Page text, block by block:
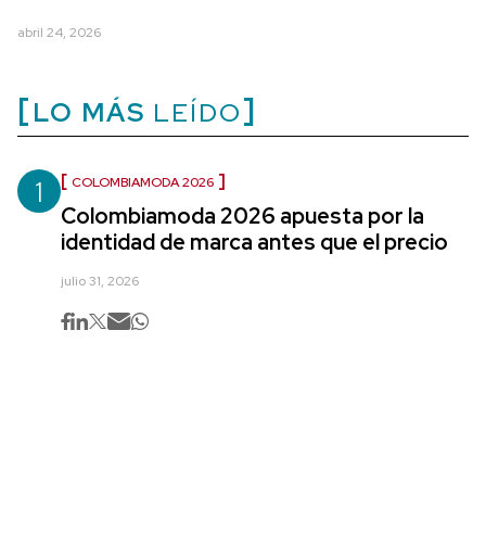
abril 24, 2026
LO MÁS LEÍDO
1 COLOMBIAMODA 2026
Colombiamoda 2026 apuesta por la
identidad de marca antes que el precio
julio 31, 2026